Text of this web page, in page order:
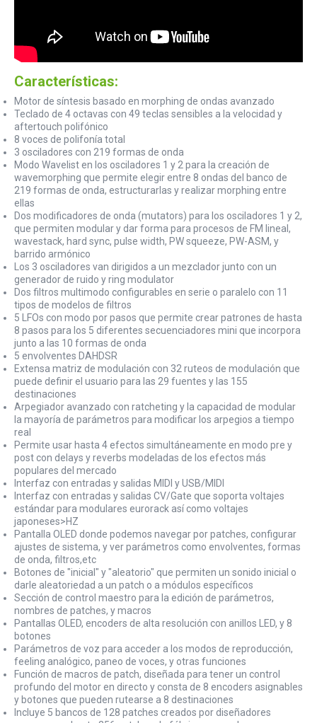
Características:
Motor de síntesis basado en morphing de ondas avanzado
Teclado de 4 octavas con 49 teclas sensibles a la velocidad y
aftertouch polifónico
8 voces de polifonía total
3 osciladores con 219 formas de onda
Modo Wavelist en los osciladores 1 y 2 para la creación de
wavemorphing que permite elegir entre 8 ondas del banco de
219 formas de onda, estructurarlas y realizar morphing entre
ellas
Dos modificadores de onda (mutators) para los osciladores 1 y 2,
que permiten modular y dar forma para procesos de FM lineal,
wavestack, hard sync, pulse width, PW squeeze, PW-ASM, y
barrido armónico
Los 3 osciladores van dirigidos a un mezclador junto con un
generador de ruido y ring modulator
Dos filtros multimodo configurables en serie o paralelo con 11
tipos de modelos de filtros
5 LFOs con modo por pasos que permite crear patrones de hasta
8 pasos para los 5 diferentes secuenciadores mini que incorpora
junto a las 10 formas de onda
5 envolventes DAHDSR
Extensa matriz de modulación con 32 ruteos de modulación que
puede definir el usuario para las 29 fuentes y las 155
destinaciones
Arpegiador avanzado con ratcheting y la capacidad de modular
la mayoría de parámetros para modificar los arpegios a tiempo
real
Permite usar hasta 4 efectos simultáneamente en modo pre y
post con delays y reverbs modeladas de los efectos más
populares del mercado
Interfaz con entradas y salidas MIDI y USB/MIDI
Interfaz con entradas y salidas CV/Gate que soporta voltajes
estándar para modulares eurorack así como voltajes
japoneses>HZ
Pantalla OLED donde podemos navegar por patches, configurar
ajustes de sistema, y ver parámetros como envolventes, formas
de onda, filtros,etc
Botones de "inicial" y "aleatorio" que permiten un sonido inicial o
darle aleatoriedad a un patch o a módulos específicos
Sección de control maestro para la edición de parámetros,
nombres de patches, y macros
Pantallas OLED, encoders de alta resolución con anillos LED, y 8
botones
Parámetros de voz para acceder a los modos de reproducción,
feeling analógico, paneo de voces, y otras funciones
Función de macros de patch, diseñada para tener un control
profundo del motor en directo y consta de 8 encoders asignables
y botones que pueden rutearse a 8 destinaciones
Incluye 5 bancos de 128 patches creados por diseñadores